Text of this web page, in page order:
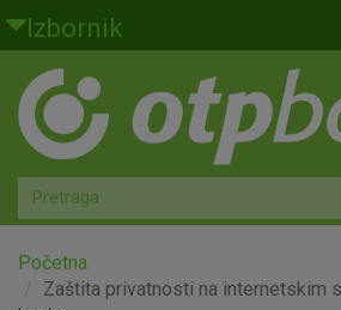
Skoči na glavni sadržaj
Izbornik
Građani
Privatno bankarstvo
Agro
Mala poduzeća i obrtnici
Početna
Zaštita privatnosti na internetskim